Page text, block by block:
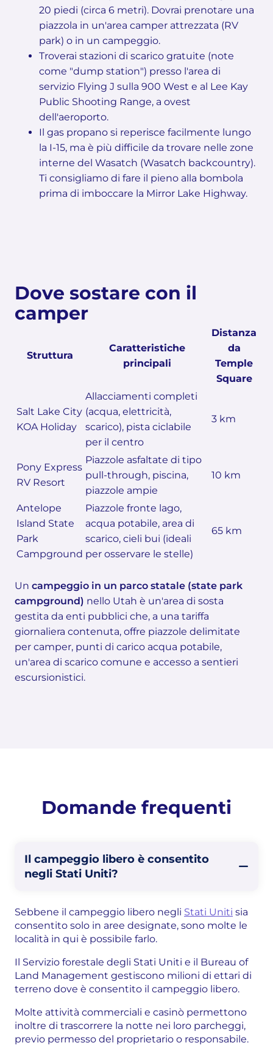
20 piedi (circa 6 metri). Dovrai prenotare una
piazzola in un'area camper attrezzata (RV
park) o in un campeggio.
Troverai stazioni di scarico gratuite (note
come "dump station") presso l'area di
servizio Flying J sulla 900 West e al Lee Kay
Public Shooting Range, a ovest
dell'aeroporto.
Il gas propano si reperisce facilmente lungo
la I-15, ma è più difficile da trovare nelle zone
interne del Wasatch (Wasatch backcountry).
Ti consigliamo di fare il pieno alla bombola
prima di imboccare la Mirror Lake Highway.
Dove sostare con il
camper
Struttura
Caratteristiche
principali
Distanza
da
Temple
Square
Salt Lake City
KOA Holiday
Allacciamenti completi
(acqua, elettricità,
scarico), pista ciclabile
per il centro
3 km
Pony Express
RV Resort
Piazzole asfaltate di tipo
pull-through, piscina,
piazzole ampie
10 km
Antelope
Island State
Park
Campground
Piazzole fronte lago,
acqua potabile, area di
scarico, cieli bui (ideali
per osservare le stelle)
65 km
Un campeggio in un parco statale (state park
campground) nello Utah è un'area di sosta
gestita da enti pubblici che, a una tariffa
giornaliera contenuta, offre piazzole delimitate
per camper, punti di carico acqua potabile,
un'area di scarico comune e accesso a sentieri
escursionistici.
Domande frequenti
Il campeggio libero è consentito
negli Stati Uniti?
Sebbene il campeggio libero negli Stati Uniti sia
consentito solo in aree designate, sono molte le
località in qui è possibile farlo.
Il Servizio forestale degli Stati Uniti e il Bureau of
Land Management gestiscono milioni di ettari di
terreno dove è consentito il campeggio libero.
Molte attività commerciali e casinò permettono
inoltre di trascorrere la notte nei loro parcheggi,
previo permesso del proprietario o responsabile.